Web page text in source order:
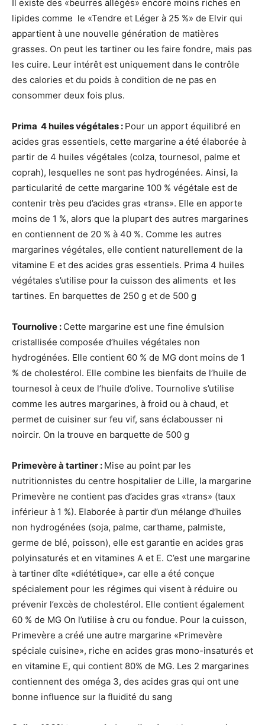
Il existe des «beurres allégés» encore moins riches en
lipides comme le «Tendre et Léger à 25 %» de Elvir qui
appartient à une nouvelle génération de matières
grasses. On peut les tartiner ou les faire fondre, mais pas
les cuire. Leur intérêt est uniquement dans le contrôle
des calories et du poids à condition de ne pas en
consommer deux fois plus.
Prima 4 huiles végétales : Pour un apport équilibré en
acides gras essentiels, cette margarine a été élaborée à
partir de 4 huiles végétales (colza, tournesol, palme et
coprah), lesquelles ne sont pas hydrogénées. Ainsi, la
particularité de cette margarine 100 % végétale est de
contenir très peu d’acides gras «trans». Elle en apporte
moins de 1 %, alors que la plupart des autres margarines
en contiennent de 20 % à 40 %. Comme les autres
margarines végétales, elle contient naturellement de la
vitamine E et des acides gras essentiels. Prima 4 huiles
végétales s’utilise pour la cuisson des aliments et les
tartines. En barquettes de 250 g et de 500 g
Tournolive : Cette margarine est une fine émulsion
cristallisée composée d’huiles végétales non
hydrogénées. Elle contient 60 % de MG dont moins de 1
% de cholestérol. Elle combine les bienfaits de l’huile de
tournesol à ceux de l’huile d’olive. Tournolive s’utilise
comme les autres margarines, à froid ou à chaud, et
permet de cuisiner sur feu vif, sans éclabousser ni
noircir. On la trouve en barquette de 500 g
Primevère à tartiner : Mise au point par les
nutritionnistes du centre hospitalier de Lille, la margarine
Primevère ne contient pas d’acides gras «trans» (taux
inférieur à 1 %). Elaborée à partir d’un mélange d’huiles
non hydrogénées (soja, palme, carthame, palmiste,
germe de blé, poisson), elle est garantie en acides gras
polyinsaturés et en vitamines A et E. C’est une margarine
à tartiner dîte «diététique», car elle a été conçue
spécialement pour les régimes qui visent à réduire ou
prévenir l’excès de cholestérol. Elle contient également
60 % de MG On l’utilise à cru ou fondue. Pour la cuisson,
Primevère a créé une autre margarine «Primevère
spéciale cuisine», riche en acides gras mono-insaturés et
en vitamine E, qui contient 80% de MG. Les 2 margarines
contiennent des oméga 3, des acides gras qui ont une
bonne influence sur la fluidité du sang